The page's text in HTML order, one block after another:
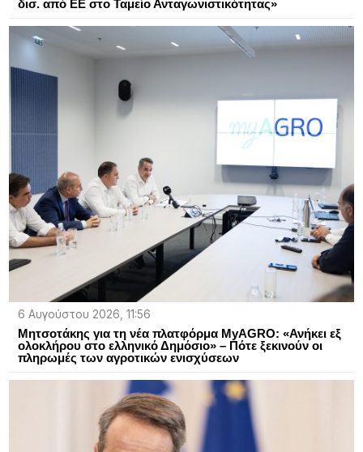
δισ. από ΕΕ στο Ταμείο Ανταγωνιστικότητας»
6 Αυγούστου 2026, 11:56
Μητσοτάκης για τη νέα πλατφόρμα MyAGRO: «Ανήκει εξ
ολοκλήρου στο ελληνικό Δημόσιο» – Πότε ξεκινούν οι
πληρωμές των αγροτικών ενισχύσεων